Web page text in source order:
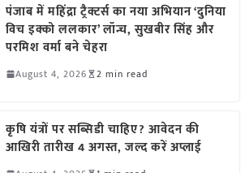
पंजाब में महिंद्रा ट्रैक्टर्स का नया अभियान ‘दुनिया
विच इक्को ललकार’ लॉन्च, सुखबीर सिंह और
परमिश वर्मा बने चेहरा
August 4, 2026 2 min read
कृषि यंत्रों पर सब्सिडी चाहिए? आवेदन की
आखिरी तारीख 4 अगस्त, जल्द करें अप्लाई